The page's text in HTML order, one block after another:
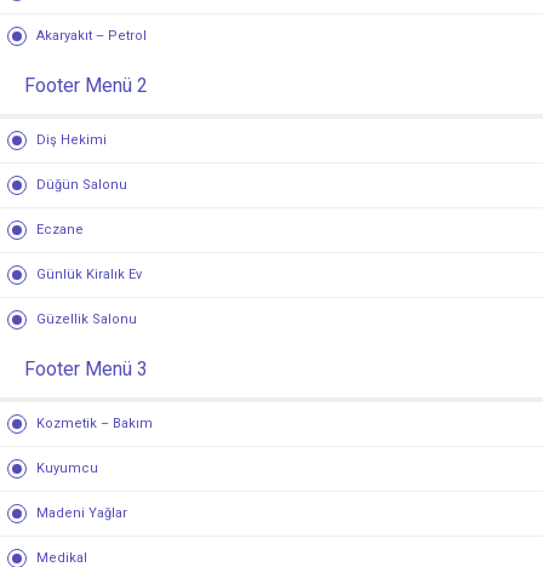
Akaryakıt – Petrol
Footer Menü 2
Diş Hekimi
Düğün Salonu
Eczane
Günlük Kiralık Ev
Güzellik Salonu
Footer Menü 3
Kozmetik – Bakım
Kuyumcu
Madeni Yağlar
Medikal